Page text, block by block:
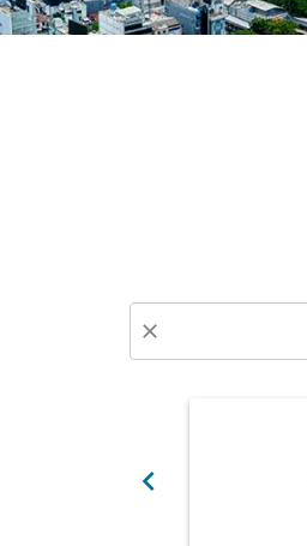
close
chevron_right